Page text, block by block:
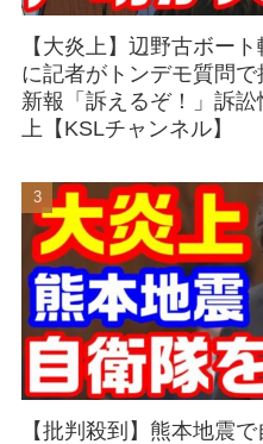
【大炎上】辺野古ボー
に記者がトンデモ質問
新報「訴えるぞ！」訴
上【KSLチャンネル】
【批判殺到】熊本地震